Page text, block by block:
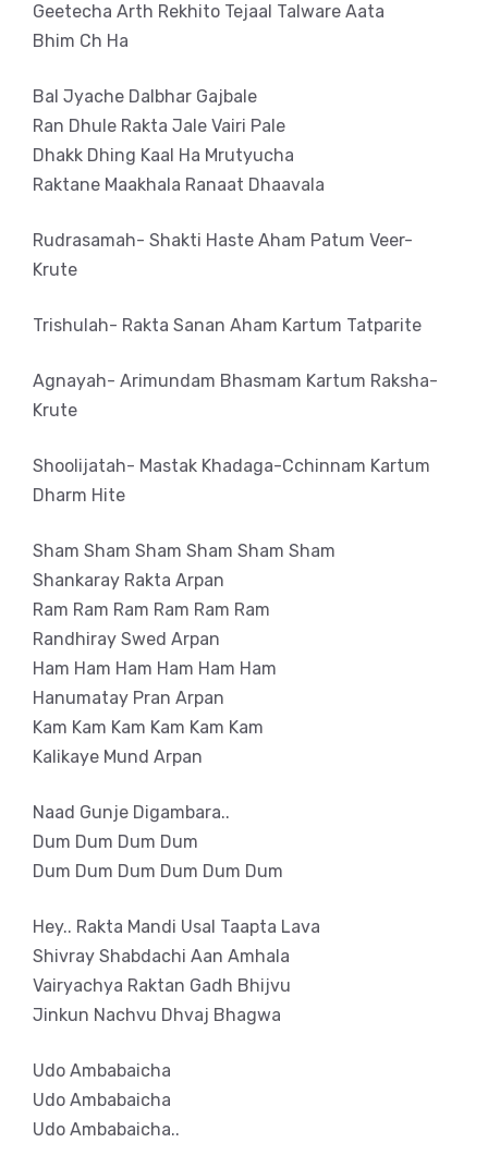
Geetecha Arth Rekhito Tejaal Talware Aata
Bhim Ch Ha
Bal Jyache Dalbhar Gajbale
Ran Dhule Rakta Jale Vairi Pale
Dhakk Dhing Kaal Ha Mrutyucha
Raktane Maakhala Ranaat Dhaavala
Rudrasamah- Shakti Haste Aham Patum Veer-
Krute
Trishulah- Rakta Sanan Aham Kartum Tatparite
Agnayah- Arimundam Bhasmam Kartum Raksha-
Krute
Shoolijatah- Mastak Khadaga-Cchinnam Kartum
Dharm Hite
Sham Sham Sham Sham Sham Sham
Shankaray Rakta Arpan
Ram Ram Ram Ram Ram Ram
Randhiray Swed Arpan
Ham Ham Ham Ham Ham Ham
Hanumatay Pran Arpan
Kam Kam Kam Kam Kam Kam
Kalikaye Mund Arpan
Naad Gunje Digambara..
Dum Dum Dum Dum
Dum Dum Dum Dum Dum Dum
Hey.. Rakta Mandi Usal Taapta Lava
Shivray Shabdachi Aan Amhala
Vairyachya Raktan Gadh Bhijvu
Jinkun Nachvu Dhvaj Bhagwa
Udo Ambabaicha
Udo Ambabaicha
Udo Ambabaicha..